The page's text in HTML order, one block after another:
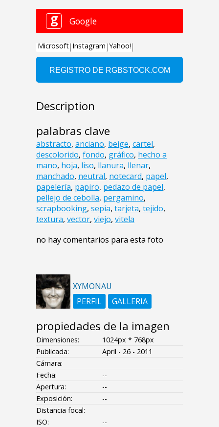
Description
palabras clave
abstracto, anciano, beige, cartel,
descolorido, fondo, gráfico, hecho a
mano, hoja, liso, llanura, llenar,
manchado, neutral, notecard, papel,
papelería, papiro, pedazo de papel,
pellejo de cebolla, pergamino,
scrapbooking, sepia, tarjeta, tejido,
textura, vector, viejo, vitela
no hay comentarios para esta foto
XYMONAU
PERFIL
GALLERIA
propiedades de la imagen
Dimensiones:
1024px * 768px
Publicada:
April - 26 - 2011
Cámara:
Fecha:
--
Apertura:
--
Exposición:
--
Distancia focal:
ISO:
--